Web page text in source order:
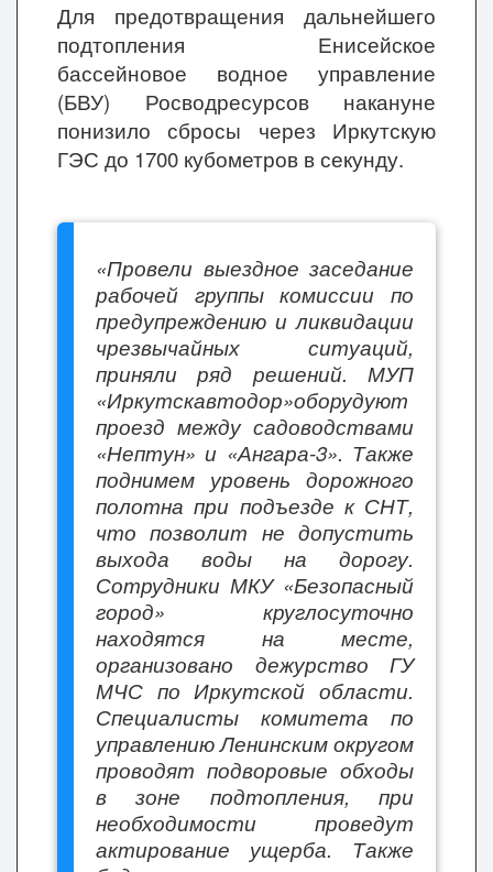
Для предотвращения дальнейшего
подтопления Енисейское
бассейновое водное управление
(БВУ) Росводресурсов накануне
понизило сбросы через Иркутскую
ГЭС до 1700 кубометров в секунду.
«Провели выездное заседание
рабочей группы комиссии по
предупреждению и ликвидации
чрезвычайных ситуаций,
приняли ряд решений. МУП
«Иркутскавтодор»оборудуют
проезд между садоводствами
«Нептун» и «Ангара-3». Также
поднимем уровень дорожного
полотна при подъезде к СНТ,
что позволит не допустить
выхода воды на дорогу.
Сотрудники МКУ «Безопасный
город» круглосуточно
находятся на месте,
организовано дежурство ГУ
МЧС по Иркутской области.
Специалисты комитета по
управлению Ленинским округом
проводят подворовые обходы
в зоне подтопления, при
необходимости проведут
актирование ущерба. Также